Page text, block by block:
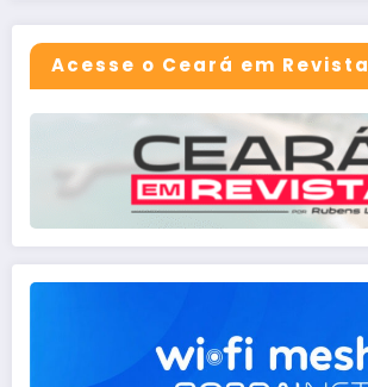
Acesse o Ceará em Revista